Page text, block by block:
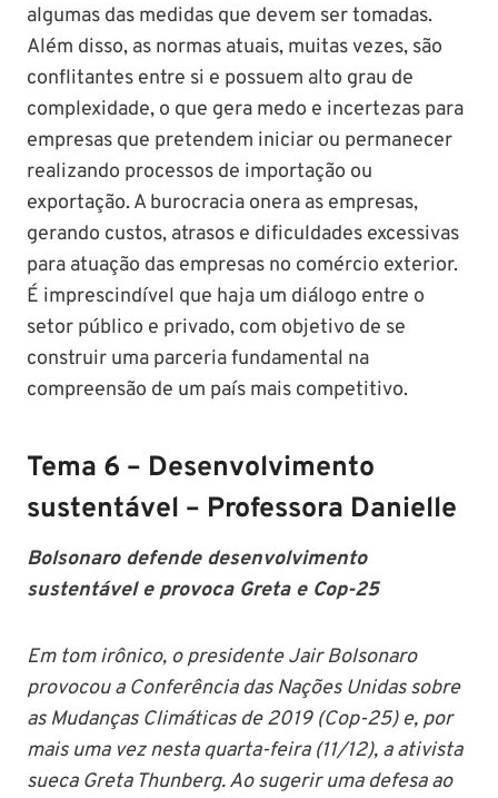
algumas das medidas que devem ser tomadas.
Além disso, as normas atuais, muitas vezes, são
conflitantes entre si e possuem alto grau de
complexidade, o que gera medo e incertezas para
empresas que pretendem iniciar ou permanecer
realizando processos de importação ou
exportação. A burocracia onera as empresas,
gerando custos, atrasos e dificuldades excessivas
para atuação das empresas no comércio exterior.
É imprescindível que haja um diálogo entre o
setor público e privado, com objetivo de se
construir uma parceria fundamental na
compreensão de um país mais competitivo.
Tema 6 – Desenvolvimento
sustentável – Professora Danielle
Bolsonaro defende desenvolvimento
sustentável e provoca Greta e Cop-25
Em tom irônico, o presidente Jair Bolsonaro
provocou a Conferência das Nações Unidas sobre
as Mudanças Climáticas de 2019 (Cop-25) e, por
mais uma vez nesta quarta-feira (11/12), a ativista
sueca Greta Thunberg. Ao sugerir uma defesa ao